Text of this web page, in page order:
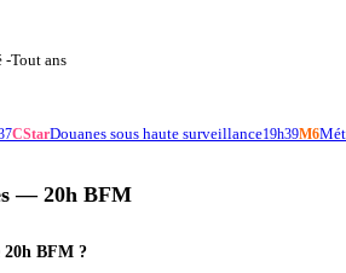
-Tout ans
CStarDouanes sous haute surveillance19h39M6
— 20h BFM
20h BFM ?